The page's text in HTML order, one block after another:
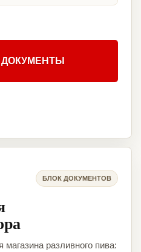
БЛОК ДОКУМЕНТОВ
разливного пива: